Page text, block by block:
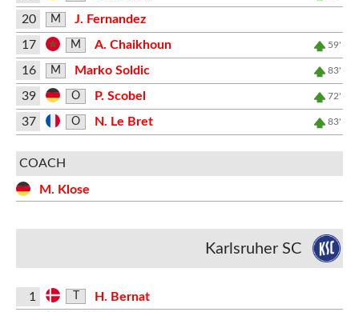
20 M
J. Fernandez
17
M A. Chaikhoun 59'
16 M Marko Soldic 83'
39 O P. Scobel 72'
37 O N. Le Bret 83'
COACH
M. Klose
Karlsruher SC
1
H. Bernat